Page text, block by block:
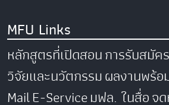
MFU Links
หลักสูตรที่เปิดสอนการรับสมัค
วิจัยและนวัตกรรมผลงานพร้อ
MailE-Serviceมฟล. ในสื่อจ